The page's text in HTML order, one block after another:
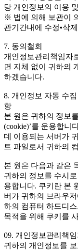
당 개인정보의 이용
※ 법에 의해 보관이
관기간내에 수정•삭
7. 동의철회
개인정보관리책임자
면 지체 없이 귀하의
하겠습니다.
8. 개인정보 자동 수
항
본 원은 귀하의 정보
(cookie)’를 운용합니
데 이용되는 서버가
트 파일로서 귀하의
본 원은 다음과 같은
귀하의 정보를 수시로
용합니다. 쿠키란 본
버가 귀하의 브라우
하의 컴퓨터 하드디
목적을 위해 쿠키를
09. 개인정보관리책
귀하의 개인정보를